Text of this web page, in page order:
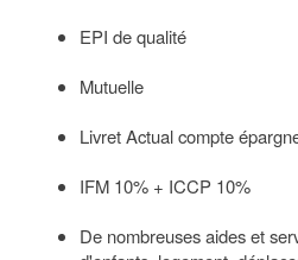
EPI de qualité
Mutuelle
Livret Actual compte
IFM 10% + ICCP 10%
De nombreuses aides et